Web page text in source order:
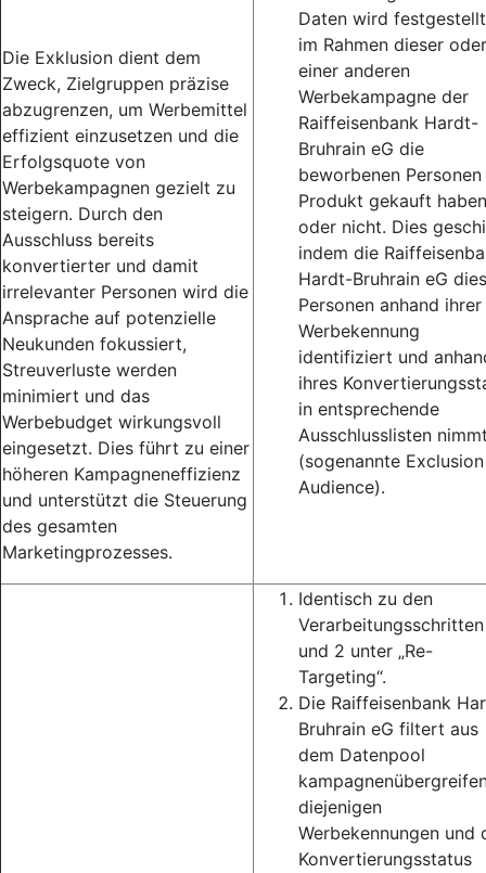
Die Exklusion dient dem
Zweck, Zielgruppen präzise
abzugrenzen, um Werbemittel
effizient einzusetzen und die
Erfolgsquote von
Werbekampagnen gezielt zu
steigern. Durch den
Ausschluss bereits
konvertierter und damit
irrelevanter Personen wird die
Ansprache auf potenzielle
Neukunden fokussiert,
Streuverluste werden
minimiert und das
Werbebudget wirkungsvoll
eingesetzt. Dies führt zu einer
höheren Kampagneneffizienz
und unterstützt die Steuerung
des gesamten
Marketingprozesses.
Daten wird
im Rahmen dieser oder
einer anderen
Werbekampagne der
Raiffeisenbank Hardt-
Bruhrain eG die
beworbenen
Produkt gekauft haben
oder nicht. Dies
indem die
Hardt-Bruhrain eG
Personen anhand ihrer
Werbekennung
identifiziert und
ihres
in entsprechende
Ausschlusslisten
(sogenannte Exclusion
Audience).
Identisch zu den
Verarbeitungsschritten
und 2 unter „Re-
Targeting“.
Die Raiffeisenbank
Bruhrain eG filtert aus
dem Datenpool
diejenigen
Werbekennungen und
Konvertierungsstatus